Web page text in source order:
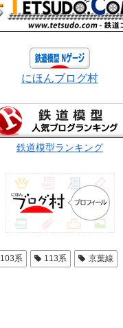
にほんブログ村
鉄道模型ランキング
103系 113系 京葉線